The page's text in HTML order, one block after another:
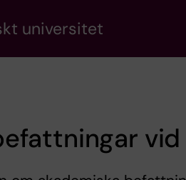
universitet
vid